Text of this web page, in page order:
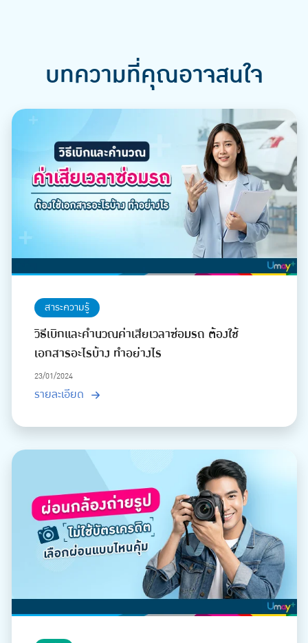
บทความที่คุณอาจสนใจ
สาระความรู้
วิธีเบิกและคำนวณค่าเสียเวลาซ่อมรถ ต้องใช้
เอกสารอะไรบ้าง ทำอย่างไร
23/01/2024
รายละเอียด